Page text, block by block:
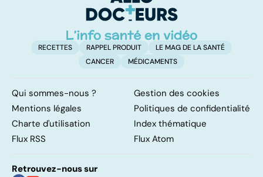
RECETTES RAPPEL PRODUIT
LE MAG DE LA SANTÉ
CANCER
MÉDICAMENTS
Qui sommes-nous ?
Gestion des cookies
Mentions légales
Politiques de confidentialité
Charte d'utilisation
Index thématique
Flux RSS
Flux Atom
Retrouvez-nous sur